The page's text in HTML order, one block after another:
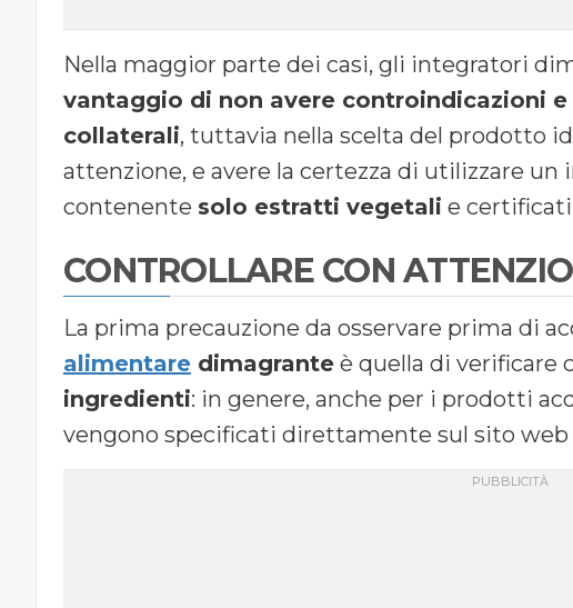
Nella maggior parte dei casi, gli integratori
vantaggio di non avere controindicazioni
collaterali, tuttavia nella scelta del prodotto
attenzione, e avere la certezza di utilizzare
contenente solo estratti vegetali e
CONTROLLARE CON
La prima precauzione da osservare prima di
alimentare dimagrante è quella di verificare
ingredienti: in genere, anche per i prodotti
vengono specificati direttamente sul sito